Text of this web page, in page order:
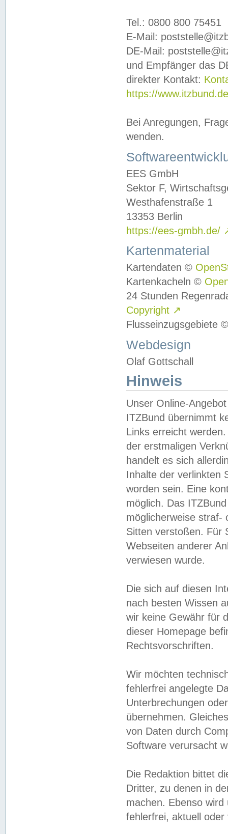
Tel.: 0800 800 75451
E-Mail:
DE-Mail:
und Empfänger das
direkter Kontakt:
https://
Bei Anregungen,
wenden.
EES GmbH
Sektor F,
Westhafenstraße 1
13353 Berlin
https://ees-gmbh.de/
Kartenmaterial
Kartendaten ©
Kartenkacheln ©
24 Stunden
Copyright ↗
Flusseinzugsgebiete
Webdesign
Olaf Gottschall
Hinweis
Unser Online-
ITZBund übernimmt
Links erreicht
der erstmaligen
handelt es sich
Inhalte der verlinkten
worden sein. Eine
möglich. Das
möglicherweise straf-
Sitten verstoßen. Für
Webseiten anderer
verwiesen wurde.
Die sich auf diesen
nach besten Wissen
wir keine Gewähr für
dieser Homepage
Rechtsvorschriften.
Wir möchten
fehlerfrei angelegte
Unterbrechungen
übernehmen.
von Daten durch
Software verursacht
Die Redaktion bittet
Dritter, zu denen in
machen. Ebenso
fehlerfrei, aktuell oder